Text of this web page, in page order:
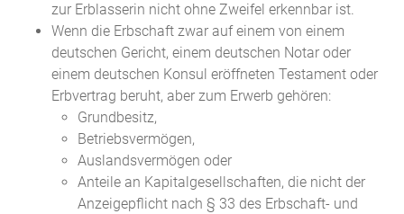
zur Erblasserin nicht ohne Zweifel erkennbar ist.
Wenn die Erbschaft zwar auf einem von einem
deutschen Gericht, einem deutschen Notar oder
einem deutschen Konsul eröffneten Testament oder
Erbvertrag beruht, aber zum Erwerb gehören:
Grundbesitz,
Betriebsvermögen,
Auslandsvermögen oder
Anteile an Kapitalgesellschaften, die nicht der
Anzeigepflicht nach § 33 des Erbschaft- und